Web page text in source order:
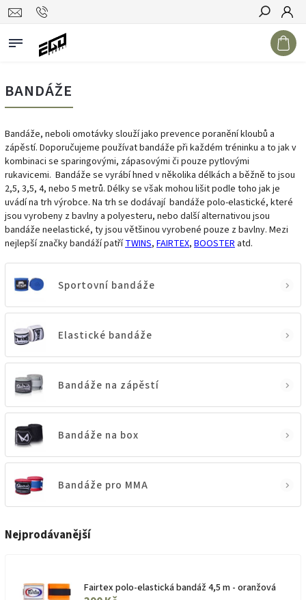
Hledat
BANDÁŽE
Bandáže, neboli omotávky slouží jako prevence poranění kloubů a
zápěstí. Doporučujeme používat bandáže při každém tréninku a to jak v
kombinaci se sparingovými, zápasovými či pouze pytlovými
rukavicemi. Bandáže se vyrábí hned v několika délkách a běžně to jsou
2,5, 3,5, 4, nebo 5 metrů. Délky se však mohou lišit podle toho jak je
uvádí na trh výrobce. Na trh se dodávají bandáže polo-elastické, které
jsou vyrobeny z bavlny a polyesteru, nebo další alternativou jsou
bandáže neelastické, ty jsou většinou vyrobené pouze z bavlny. Mezi
nejlepší značky bandáží patříTWINS, FAIRTEX, BOOSTER atd.
Sportovní bandáže
Elastické bandáže
Bandáže na zápěstí
Bandáže na box
Bandáže pro MMA
Nejprodávanější
Fairtex polo-elastická bandáž 4,5 m - oranžová